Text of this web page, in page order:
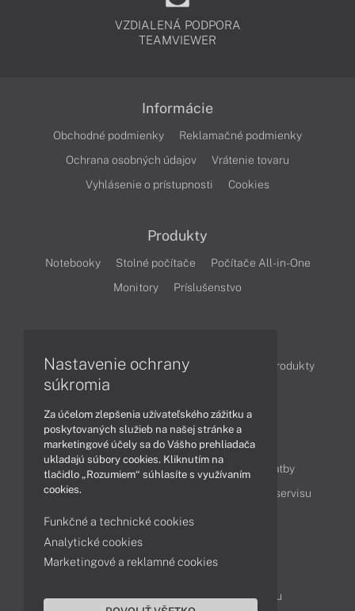
VZDIALENÁ PODPORA
TEAMVIEWER
Informácie
Obchodné podmienky
Reklamačné podmienky
Ochrana osobných údajov
Vrátenie tovaru
Vyhlásenie o prístupnosti
Cookies
Produkty
Notebooky Stolné počítače
Počítače All-in-One
Monitory
Príslušenstvo
Obchodné informácie Novinky
Produkty
Obsah
Ako nakupovať
Možnosti doručenia a platby
Podpora a servis
Cenník servisu
043 4224 771
Servisné oddelenie
Reklamácia tovaru
Nastavenie ochrany
súkromia
Za účelom zlepšenia užívateľského zážitku a
poskytovaných služieb na našej stránke a
marketingové účely sa do Vášho prehliadača
ukladajú súbory cookies. Kliknutím na
tlačidlo „Rozumiem“ súhlasíte s využívaním
cookies.
Funkčné a technické cookies
Analytické cookies
Marketingové a reklamné cookies